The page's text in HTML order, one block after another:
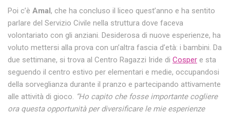
Poi c’è Amal, che ha concluso il liceo quest’anno e ha sentito
parlare del Servizio Civile nella struttura dove faceva
volontariato con gli anziani. Desiderosa di nuove esperienze, ha
voluto mettersi alla prova con un’altra fascia d’età: i bambini. Da
due settimane, si trova al Centro Ragazzi Iride di Cosper e sta
seguendo il centro estivo per elementari e medie, occupandosi
della sorveglianza durante il pranzo e partecipando attivamente
alle attività di gioco. “Ho capito che fosse importante cogliere
ora questa opportunità per diversificare le mie esperienze